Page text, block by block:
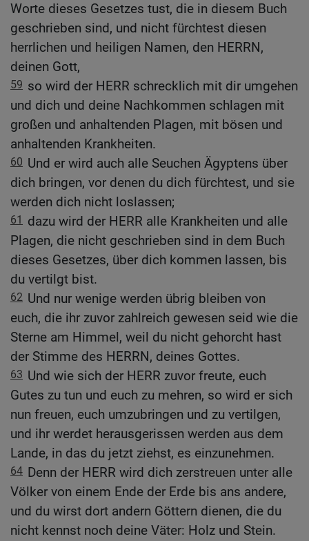
Worte dieses Gesetzes tust, die in diesem Buch
geschrieben sind, und nicht fürchtest diesen
herrlichen und heiligen Namen, den HERRN,
deinen Gott,
59 so wird der HERR schrecklich mit dir umgehen
und dich und deine Nachkommen schlagen mit
großen und anhaltenden Plagen, mit bösen und
anhaltenden Krankheiten.
60 Und er wird auch alle Seuchen Ägyptens über
dich bringen, vor denen du dich fürchtest, und sie
werden dich nicht loslassen;
61
dazu wird der HERR alle Krankheiten und alle
Plagen, die nicht geschrieben sind in dem Buch
dieses Gesetzes, über dich kommen lassen, bis
du vertilgt bist.
62 Und nur wenige werden übrig bleiben von
euch, die ihr zuvor zahlreich gewesen seid wie die
Sterne am Himmel, weil du nicht gehorcht hast
der Stimme des HERRN, deines Gottes.
63 Und wie sich der HERR zuvor freute, euch
Gutes zu tun und euch zu mehren, so wird er sich
nun freuen, euch umzubringen und zu vertilgen,
und ihr werdet herausgerissen werden aus dem
Lande, in das du jetzt ziehst, es einzunehmen.
64 Denn der HERR wird dich zerstreuen unter alle
Völker von einem Ende der Erde bis ans andere,
und du wirst dort andern Göttern dienen, die du
nicht kennst noch deine Väter: Holz und Stein.